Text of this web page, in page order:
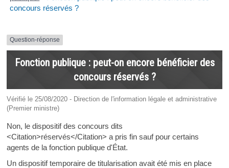
concours réservés ?
Question-réponse
Fonction publique : peut-on encore bénéficier des
concours réservés ?
Vérifié le 25/08/2020 - Direction de l'information légale et administrative
(Premier ministre)
Non, le dispositif des concours dits
<Citation>réservés</Citation> a pris fin sauf pour certains
agents de la fonction publique d'État.
Un dispositif temporaire de titularisation avait été mis en place